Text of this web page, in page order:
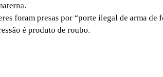
foram presas por “porte ilegal de arma de
é produto de roubo.